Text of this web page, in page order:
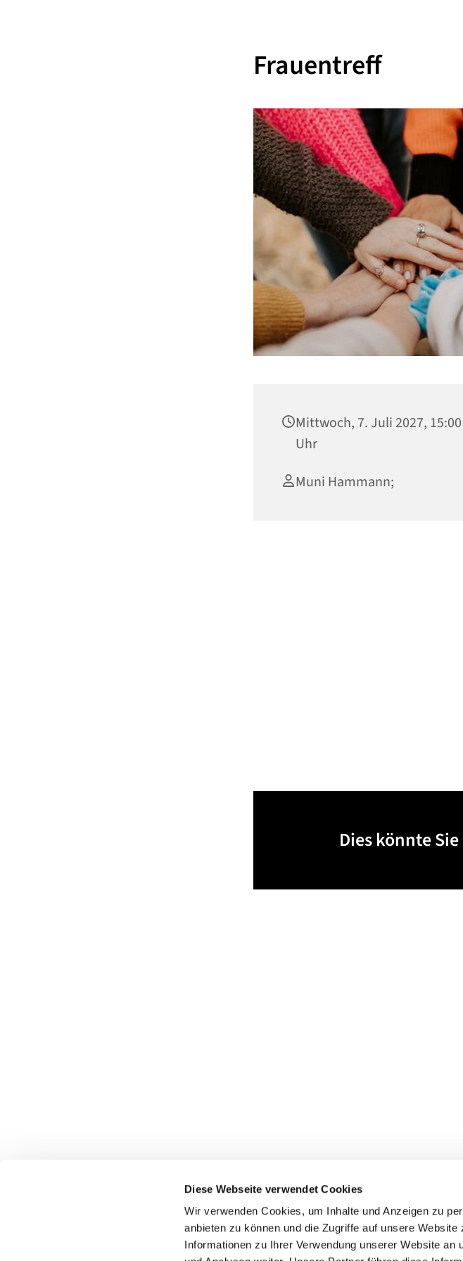
Diese Webseite verwendet Cookies
Wir verwenden Cookies, um Inhalte und Anzeigen zu
anbieten zu können und die Zugriffe auf unsere
Informationen zu Ihrer Verwendung unserer Website
Frauentreff
Mittwoch, 7. Juli 2027, 15:00
Uhr
Muni Hammann;
Dies könnte